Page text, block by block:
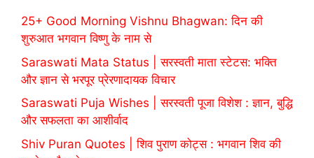
25+ Good Morning Vishnu Bhagwan: दिन की
शुरुआत भगवान विष्णु के नाम से
Saraswati Mata Status | सरस्वती माता स्टेटस: भक्ति
और ज्ञान से भरपूर प्रेरणादायक विचार
Saraswati Puja Wishes | सरस्वती पूजा विशेश : ज्ञान, बुद्धि
और सफलता का आशीर्वाद
Shiv Puran Quotes | शिव पुराण कोट्स : भगवान शिव की